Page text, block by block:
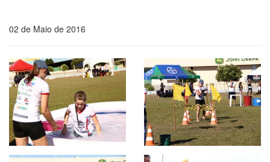
02 de Maio de 2016